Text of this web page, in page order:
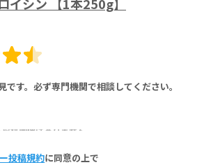
です。必ず専門機関で相談してください。
投稿画像はありません
投稿規約に同意の上で